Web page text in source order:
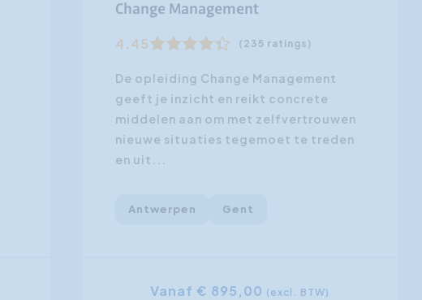
Change Management
4.45 (235 ratings)
De opleiding Change Management
geeft je inzicht en reikt concrete
middelen aan om met zelfvertrouwen
nieuwe situaties tegemoet te treden
en uit...
Antwerpen Gent
Vanaf € 895,00 (excl. BTW)